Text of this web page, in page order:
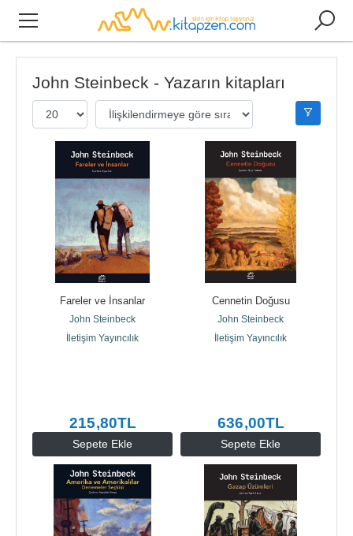
John Steinbeck - Yazarın kitapları
Sepete Ekle
Fareler ve İnsanlar
John Steinbeck
İletişim Yayıncılık
215,80TL
Sepete Ekle
Cennetin Doğusu
John Steinbeck
İletişim Yayıncılık
636,00TL